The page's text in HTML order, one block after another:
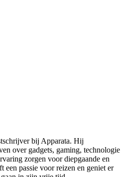
bij Apparata. Hij
over gadgets, gaming, technologie
zorgen voor diepgaande en
een passie voor reizen en geniet er